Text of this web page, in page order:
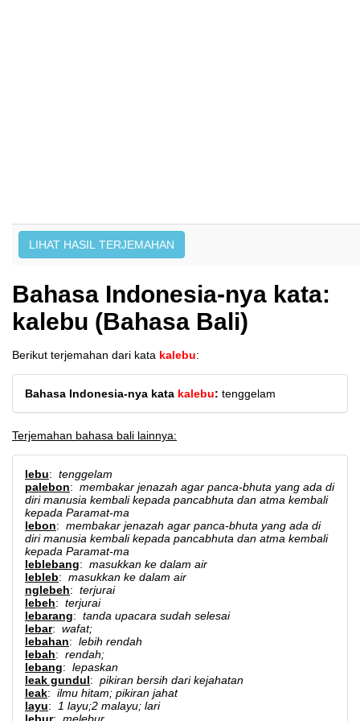
Bahasa Indonesia-nya kata:
kalebu (Bahasa Bali)
Berikut terjemahan dari kata kalebu:
Bahasa Indonesia-nya kata kalebu: tenggelam
Terjemahan bahasa bali lainnya:
lebu: tenggelam
palebon: membakar jenazah agar panca-bhuta yang ada di
diri manusia kembali kepada pancabhuta dan atma kembali
kepada Paramat-ma
lebon: membakar jenazah agar panca-bhuta yang ada di
diri manusia kembali kepada pancabhuta dan atma kembali
kepada Paramat-ma
leblebang: masukkan ke dalam air
lebleb: masukkan ke dalam air
nglebeh: terjurai
lebeh: terjurai
lebarang: tanda upacara sudah selesai
lebar: wafat;
lebahan: lebih rendah
lebah: rendah;
lebang: lepaskan
leak gundul: pikiran bersih dari kejahatan
leak: ilmu hitam; pikiran jahat
layu:
1 layu;2 malayu; lari